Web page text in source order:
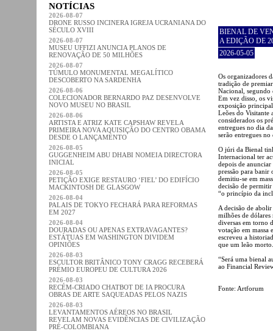
NOTÍCIAS
2026-08-07
DRONE RUSSO INCINERA IGREJA UCRANIANA DO
SÉCULO XVIII
2026-08-07
MUSEU UFFIZI ANUNCIA PLANOS DE
RENOVAÇÃO DE 50 MILHÕES
2026-08-07
TÚMULO MONUMENTAL MEGALÍTICO
DESCOBERTO NA SARDENHA
2026-08-06
COLECIONADOR BERNARDO PAZ DESENVOLVE
NOVO MUSEU NO BRASIL
2026-08-06
ARTISTA E ATRIZ KATE CAPSHAW REVELA
PRIMEIRA NOVA AQUISIÇÃO DO CENTRO OBAMA
DESDE O LANÇAMENTO
2026-08-05
GUGGENHEIM ABU DHABI NOMEIA DIRECTORA
INICIAL
2026-08-05
PETIÇÃO EXIGE RESTAURO ‘FIEL’ DO EDIFÍCIO
MACKINTOSH DE GLASGOW
2026-08-04
PALAIS DE TOKYO FECHARÁ PARA REFORMAS
EM 2027
2026-08-04
DOURADAS OU APENAS EXTRAVAGANTES?
ESTÁTUAS EM WASHINGTON DIVIDEM
OPINIÕES
2026-08-03
ESCULTOR BRITÂNICO TONY CRAGG RECEBERÁ
PRÉMIO EUROPEU DE CULTURA 2026
2026-08-03
RECÉM-CRIADO CHATBOT DE IA PROCURA
OBRAS DE ARTE SAQUEADAS PELOS NAZIS
2026-08-03
LEVANTAMENTOS AÉREOS NO BRASIL
REVELAM NOVAS EVIDÊNCIAS DE CIVILIZAÇÃO
PRÉ-COLOMBIANA
BIENAL DE
A EDIÇÃO DE
2026-05-05
Os organizadores
tradição de
Nacional, segundo
Em vez disso, os
exposição
Leões do Visitante
considerados os
entregues no dia
serão entregues
O júri da Bienal
Internacional ter
depois de anunciar
pressão para
demitiu-se em
decisão de permitir
“o princípio da
A decisão de
milhões de dólares
diversas em torno
votação em massa
escreveu a
que um leão
“Será uma bienal
ao Financial
Fonte: Artforum